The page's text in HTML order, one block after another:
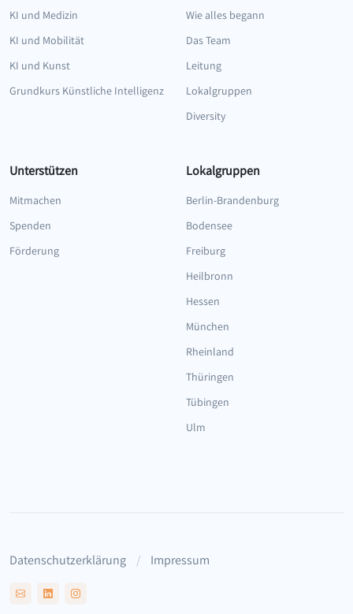
KI und Medizin
KI und Mobilität
KI und Kunst
Grundkurs Künstliche Intelligenz
Wie alles begann
Das Team
Leitung
Lokalgruppen
Diversity
Unterstützen
Mitmachen
Spenden
Förderung
Lokalgruppen
Berlin-Brandenburg
Bodensee
Freiburg
Heilbronn
Hessen
München
Rheinland
Thüringen
Tübingen
Ulm
Datenschutzerklärung Impressum